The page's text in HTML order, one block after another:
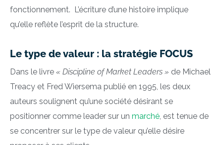
fonctionnement. L’écriture d’une histoire implique
qu’elle reflète l’esprit de la structure.
Le type de valeur : la stratégie FOCUS
Dans le livre « Discipline of Market Leaders » de Michael
Treacy et Fred Wiersema publié en 1995, les deux
auteurs soulignent qu’une société désirant se
positionner comme leader sur un marché, est tenue de
se concentrer sur le type de valeur qu’elle désire